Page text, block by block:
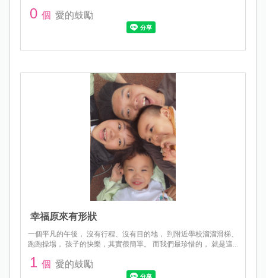
0 個 愛的鼓勵
幸福原來有形狀
一個平凡的午後， 沒有行程、沒有目的地， 到附近學校溜溜滑梯、
跑跑操場， 孩子的快樂，其實很簡單。 而我們最珍惜的， 就是這
1 個 愛的鼓勵